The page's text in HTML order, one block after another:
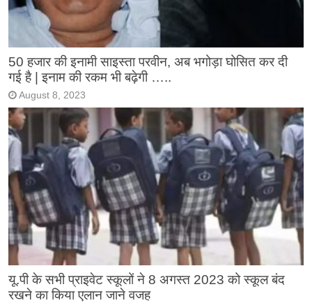
50 हजार की इनामी साइस्ता परवीन, अब भगोड़ा घोसित कर दी
गई है | इनाम की रकम भी बढ़ेगी …..
August 8, 2023
यू.पी के सभी प्राइवेट स्कूलों ने 8 अगस्त 2023 को स्कूल बंद
रखने का किया एलान जाने वजह